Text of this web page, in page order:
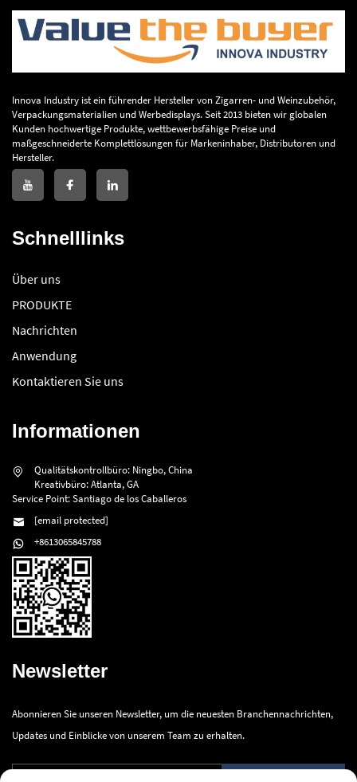
Innova Industry ist ein führender Hersteller von Zigarren- und Weinzubehör,
Verpackungsmaterialien und Werbedisplays. Seit 2013 bieten wir globalen
Kunden hochwertige Produkte, wettbewerbsfähige Preise und
maßgeschneiderte Komplettlösungen für Markeninhaber, Distributoren und
Hersteller.
Schnelllinks
Über uns
PRODUKTE
Nachrichten
Anwendung
Kontaktieren Sie uns
Informationen
Qualitätskontrollbüro: Ningbo, China
Kreativbüro: Atlanta, GA
Service Point: Santiago de los Caballeros
[email protected]
+8613065845788
Newsletter
Abonnieren Sie unseren Newsletter, um die neuesten Branchennachrichten,
Updates und Einblicke von unserem Team zu erhalten.